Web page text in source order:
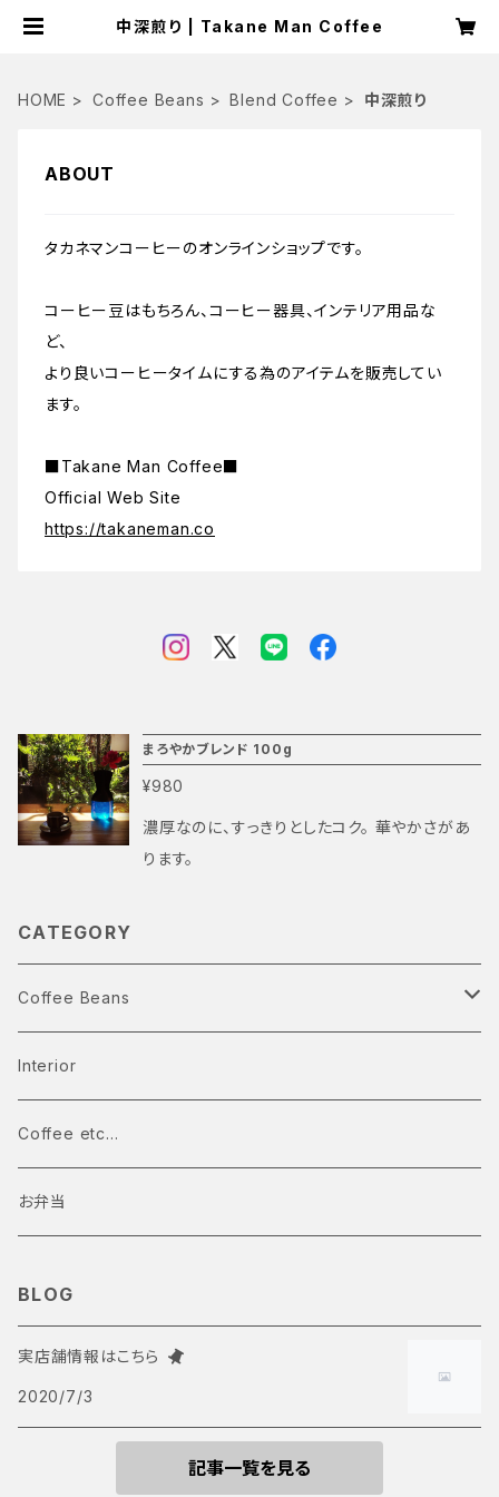
中深煎り | Takane Man Coffee
HOME Coffee Beans Blend Coffee 中深煎り
ABOUT
タカネマンコーヒーのオンラインショップです。
コーヒー豆はもちろん、コーヒー器具、インテリア用品な
ど、
より良いコーヒータイムにする為のアイテムを販売してい
ます。
■Takane Man Coffee■
Official Web Site
https://takaneman.co
まろやかブレンド 100g
¥980
濃厚なのに、すっきりとしたコク。 華やかさがあ
ります。
CATEGORY
Coffee Beans
Single Origin Coffee
浅煎り
中煎り
Blend Coffee
中深煎り
Interior
Coffee etc...
お弁当
BLOG
実店舗情報はこちら
2020/7/3
記事一覧を見る